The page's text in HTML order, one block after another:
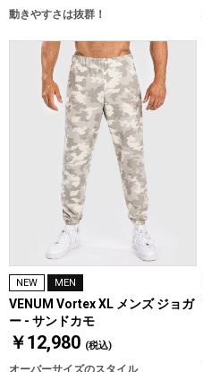
動きやすさは抜群！
NEW MEN
VENUM Vortex XL メンズ ジョガ
ー - サンドカモ
￥12,980 (税込)
オーバーサイズのスタイル